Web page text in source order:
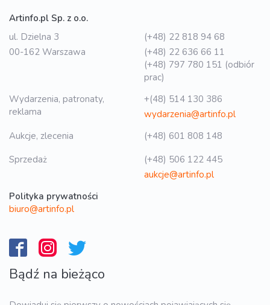
Artinfo.pl Sp. z o.o.
ul. Dzielna 3
00-162 Warszawa
(+48) 22 818 94 68
(+48) 22 636 66 11
(+48) 797 780 151 (odbiór
prac)
Wydarzenia, patronaty,
reklama
+(48) 514 130 386
wydarzenia@artinfo.pl
Aukcje, zlecenia
(+48) 601 808 148
Sprzedaż
(+48) 506 122 445
aukcje@artinfo.pl
Polityka prywatności
biuro@artinfo.pl
Bądź na bieżąco